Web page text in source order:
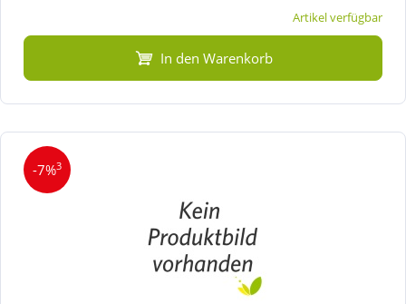
Artikel verfügbar
In den Warenkorb
-7%3